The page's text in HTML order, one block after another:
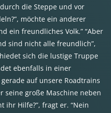
die Steppe und vor
möchte ein anderer
ein freundliches Volk.” “Aber
sind nicht alle freundlich”,
sich die lustige Truppe
ebenfalls in einer
auf unsere Roadtrains
seine große Maschine neben
ihr Hilfe?”, fragt er. “Nein